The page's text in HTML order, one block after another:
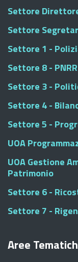
Settore
Settore
Settore 1 -
Settore 8 -
Settore 3 -
Settore 4 -
Settore 5 -
UOA
UOA Gestione
Patrimonio
Settore 6 -
Settore 7 -
Aree